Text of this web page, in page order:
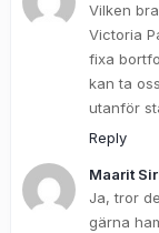
Vilken
Victoria
fixa
kan ta
utanför
Reply
Maarit
Ja, tror
gärna